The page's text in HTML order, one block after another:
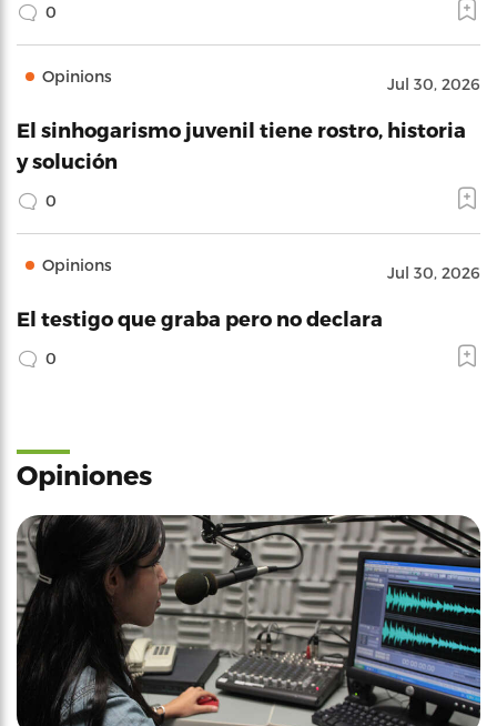
0
Opinions Jul 30, 2026
El sinhogarismo juvenil tiene rostro, historia
y solución
0
Opinions Jul 30, 2026
El testigo que graba pero no declara
0
Opiniones